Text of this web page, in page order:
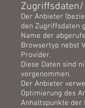
Der Anbieter
den Zugriffsdaten
Name der
Browsertyp nebst
Provider.
Diese Daten sind
vorgenommen.
Der Anbieter
Optimierung des
Anhaltspunkte der